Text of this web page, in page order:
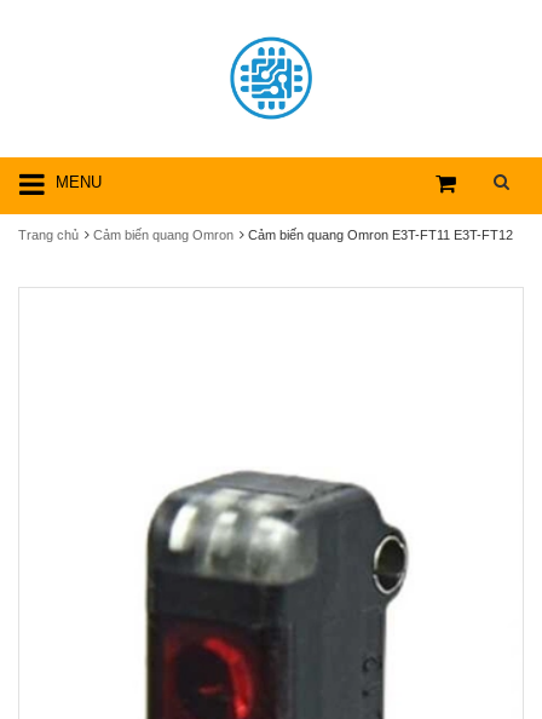
MENU
Trang chủ Cảm biến quang Omron Cảm biến quang Omron E3T-FT11 E3T-FT12